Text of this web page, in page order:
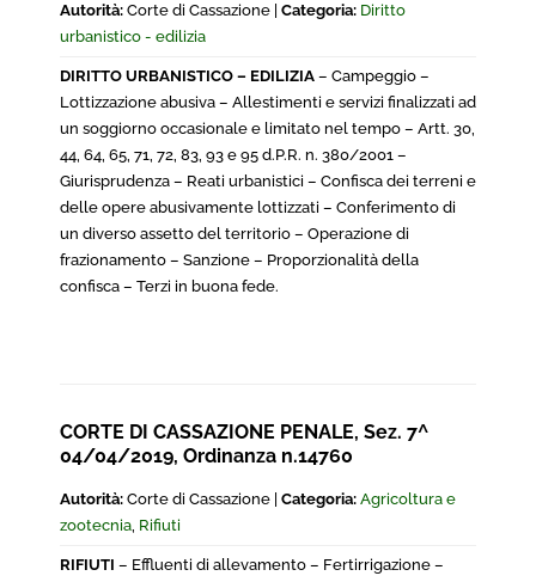
Autorità: Corte di Cassazione | Categoria: Diritto
urbanistico - edilizia
DIRITTO URBANISTICO – EDILIZIA – Campeggio –
Lottizzazione abusiva – Allestimenti e servizi finalizzati ad
un soggiorno occasionale e limitato nel tempo – Artt. 30,
44, 64, 65, 71, 72, 83, 93 e 95 d.P.R. n. 380/2001 –
Giurisprudenza – Reati urbanistici – Confisca dei terreni e
delle opere abusivamente lottizzati – Conferimento di
un diverso assetto del territorio – Operazione di
frazionamento – Sanzione – Proporzionalità della
confisca – Terzi in buona fede.
CORTE DI CASSAZIONE PENALE, Sez. 7^
04/04/2019, Ordinanza n.14760
Autorità: Corte di Cassazione | Categoria: Agricoltura e
zootecnia, Rifiuti
RIFIUTI – Effluenti di allevamento – Fertirrigazione –